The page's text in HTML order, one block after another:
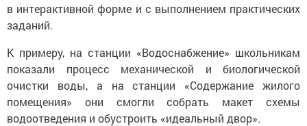
в интерактивной форме и с выполнением практических
заданий.
К примеру, на станции «Водоснабжение» школьникам
показали процесс механической и биологической
очистки воды, а на станции «Содержание жилого
помещения» они смогли собрать макет схемы
водоотведения и обустроить «идеальный двор».